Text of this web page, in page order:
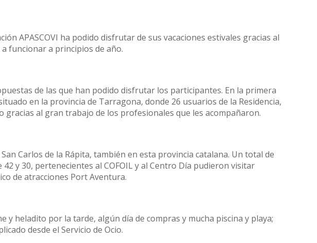
APASCOVI ha podido disfrutar de sus vacaciones estivales gracias al
funcionar a principios de año.
de las que han podido disfrutar los participantes. En la primera
en la provincia de Tarragona, donde 26 usuarios de la Residencia,
gracias al gran trabajo de los profesionales que les acompañaron.
Carlos de la Rápita, también en esta provincia catalana. Un total de
y 30, pertenecientes al COFOIL y al Centro Día pudieron visitar
de atracciones Port Aventura.
y heladito por la tarde, algún día de compras y mucha piscina y playa;
desde el Servicio de Ocio.